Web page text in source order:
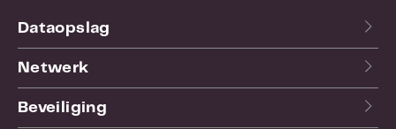
Dataopslag
Netwerk
Beveiliging